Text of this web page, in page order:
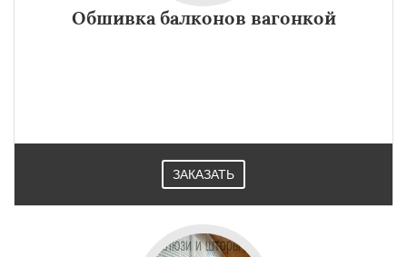
Обшивка балконов вагонкой
ЗАКАЗАТЬ